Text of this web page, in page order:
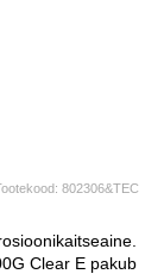
802306&TEC
Clear E pakub